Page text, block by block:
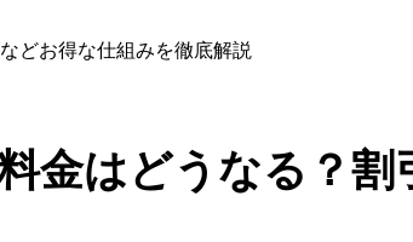
どお得な仕組みを徹底解説
金はどうなる？